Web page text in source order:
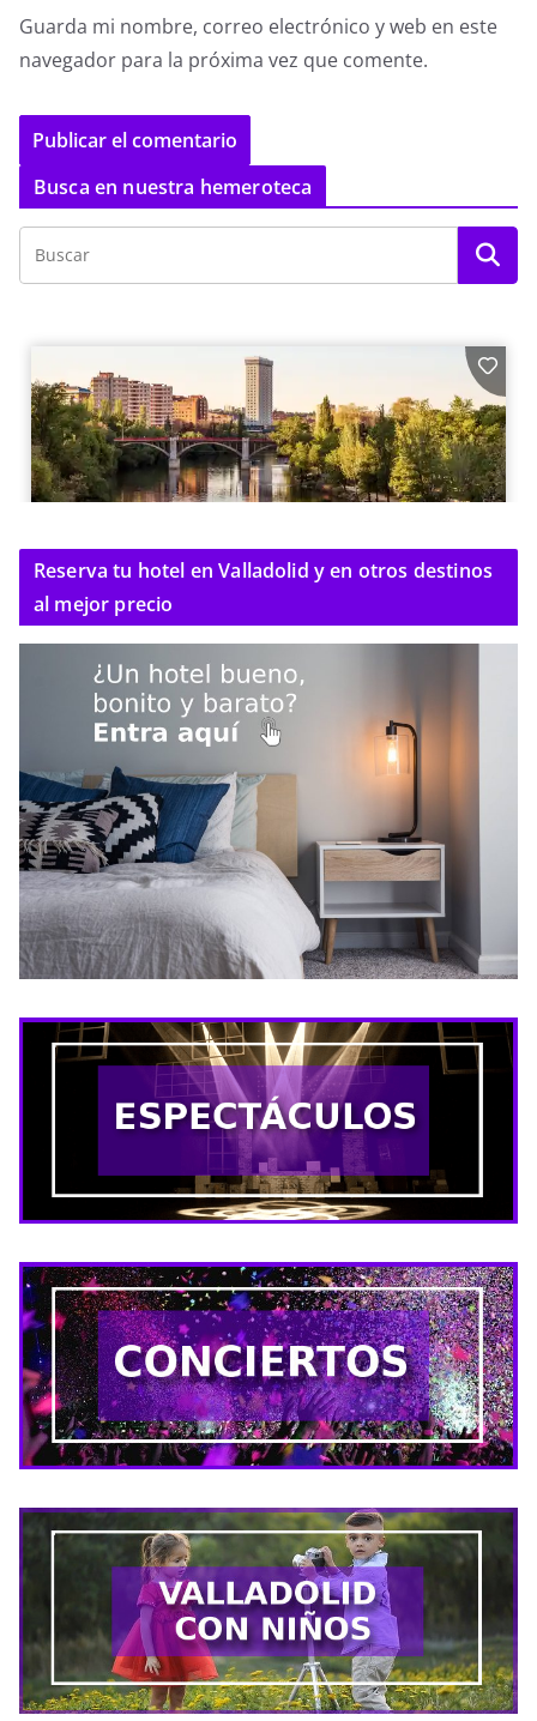
Guarda mi nombre, correo electrónico y web en este
navegador para la próxima vez que comente.
Busca en nuestra hemeroteca
Reserva tu hotel en Valladolid y en otros destinos
al mejor precio